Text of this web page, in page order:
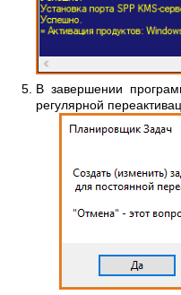
В завершении
регулярной